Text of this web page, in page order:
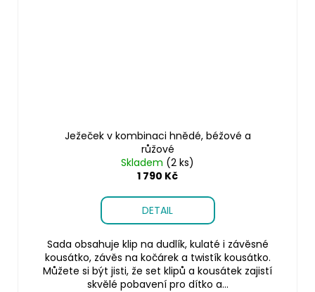
Ježeček v kombinaci hnědé, béžové a
růžové
Skladem (2 ks)
1 790 Kč
DETAIL
Sada obsahuje klip na dudlík, kulaté i závěsné
kousátko, závěs na kočárek a twistík kousátko.
Můžete si být jisti, že set klipů a kousátek zajistí
skvělé pobavení pro dítko a...